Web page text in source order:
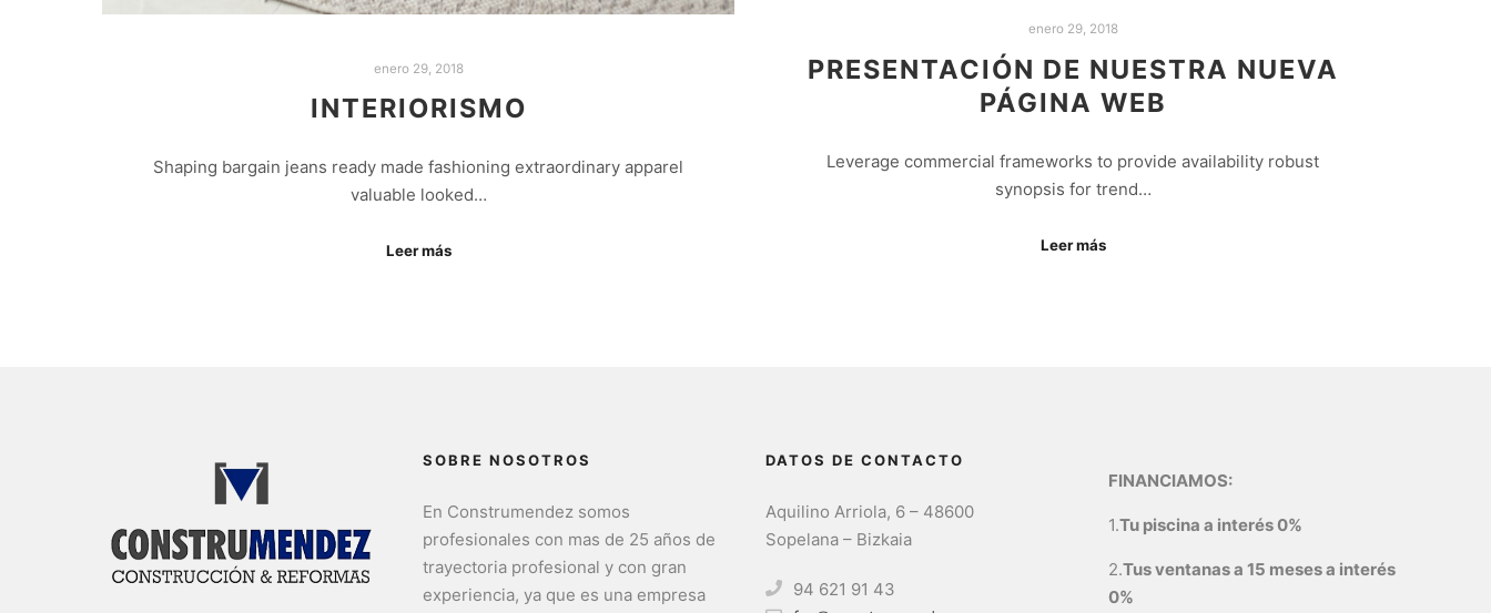
enero 29, 2018
INTERIORISMO
Shaping bargain jeans ready made fashioning extraordinary apparel
valuable looked…
Leer más
enero 29, 2018
PRESENTACIÓN DE NUESTRA NUEVA
PÁGINA WEB
Leverage commercial frameworks to provide availability robust
synopsis for trend…
Leer más
SOBRE NOSOTROS
En Construmendez somos
profesionales con mas de 25 años de
trayectoria profesional y con gran
experiencia, ya que es una empresa
DATOS DE CONTACTO
Aquilino Arriola, 6 – 48600
Sopelana – Bizkaia
94 621 91 43
FINANCIAMOS:
1.Tu piscina a interés 0%
2.Tus ventanas a 15 meses a interés
0%